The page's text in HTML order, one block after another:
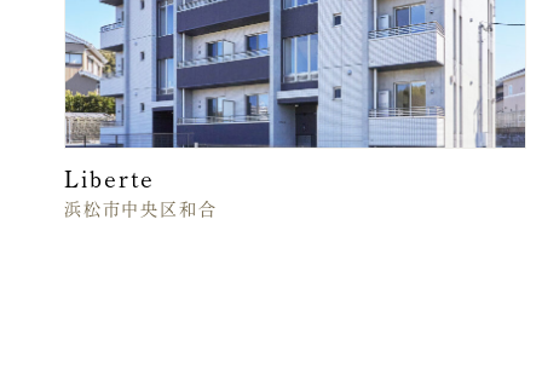
Liberte
浜松市中央区和合